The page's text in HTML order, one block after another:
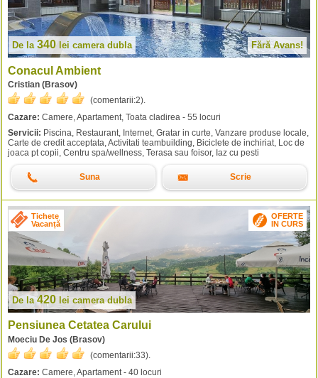
De la 340 lei camera dubla Fără Avans!
Conacul Ambient
Cristian (Brasov)
(comentarii:2).
Cazare: Camere, Apartament, Toata cladirea - 55 locuri
Servicii: Piscina, Restaurant, Internet, Gratar in curte, Vanzare produse locale,
Carte de credit acceptata, Activitati teambuilding, Biciclete de inchiriat, Loc de
joaca pt copii, Centru spa/wellness, Terasa sau foisor, Iaz cu pesti
Suna Scrie
Tichete
Vacanță
OFERTE
IN CURS
De la 420 lei camera dubla
Pensiunea Cetatea Carului
Moeciu De Jos (Brasov)
(comentarii:33).
Cazare: Camere, Apartament - 40 locuri